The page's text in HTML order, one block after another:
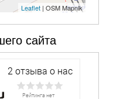
Leaflet| OSM Mapnik
сайта